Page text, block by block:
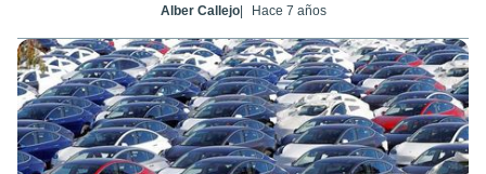
Alber Callejo Hace 7 años